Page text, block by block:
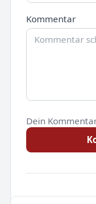
Kommentar
Dein
Noch keine